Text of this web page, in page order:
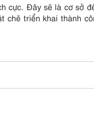
cực. Đây sẽ là cơ sở
chẽ triển khai thành